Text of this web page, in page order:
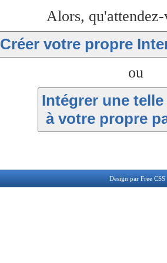
Alors,
Créer votre propre
ou
Intégrer une
à votre propre
Design par Free